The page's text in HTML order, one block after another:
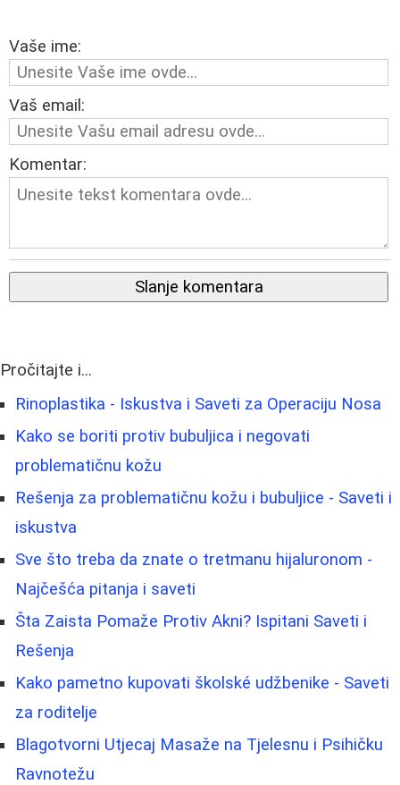
Vaše ime:
Vaš email:
Komentar:
Slanje komentara
Pročitajte i...
Rinoplastika - Iskustva i Saveti za Operaciju Nosa
Kako se boriti protiv bubuljica i negovati
problematičnu kožu
Rešenja za problematičnu kožu i bubuljice - Saveti i
iskustva
Sve što treba da znate o tretmanu hijaluronom -
Najčešća pitanja i saveti
Šta Zaista Pomaže Protiv Akni? Ispitani Saveti i
Rešenja
Kako pametno kupovati školské udžbenike - Saveti
za roditelje
Blagotvorni Utjecaj Masaže na Tjelesnu i Psihičku
Ravnotežu